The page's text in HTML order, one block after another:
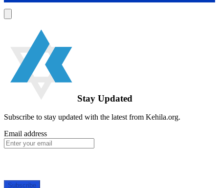
Stay Updated
Subscribe to stay updated with the latest from Kehila.org.
Email address
Subscribe